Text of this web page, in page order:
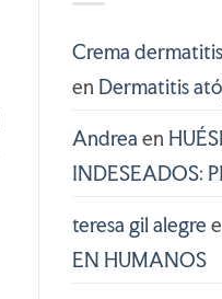
Crema
en Dermatitis
Andrea en
INDESEADOS:
teresa gil alegre
EN HUMANOS